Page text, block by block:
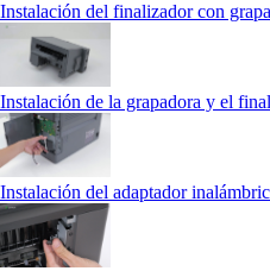
Instalación del finalizador con
Instalación de la grapadora y el
Instalación del adaptador